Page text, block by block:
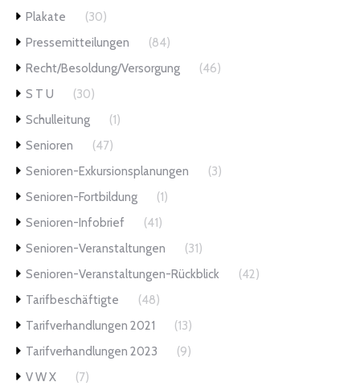
Plakate
(30)
Pressemitteilungen
(84)
Recht/Besoldung/Versorgung
(46)
S T U
(30)
Schulleitung
(1)
Senioren
(47)
Senioren-Exkursionsplanungen
(3)
Senioren-Fortbildung
(1)
Senioren-Infobrief
(41)
Senioren-Veranstaltungen
(31)
Senioren-Veranstaltungen-Rückblick
(42)
Tarifbeschäftigte
(48)
Tarifverhandlungen 2021
(13)
Tarifverhandlungen 2023
(9)
V W X
(7)